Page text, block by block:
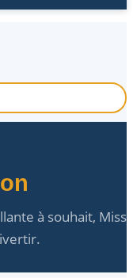
à souhait, Miss